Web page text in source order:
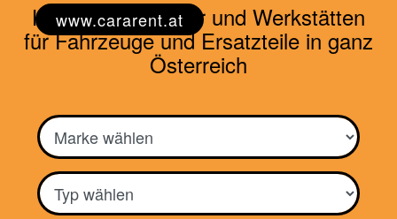
www.cararent.at
Händler, Vermieter und Werkstätten
für Fahrzeuge und Ersatzteile in ganz
Österreich